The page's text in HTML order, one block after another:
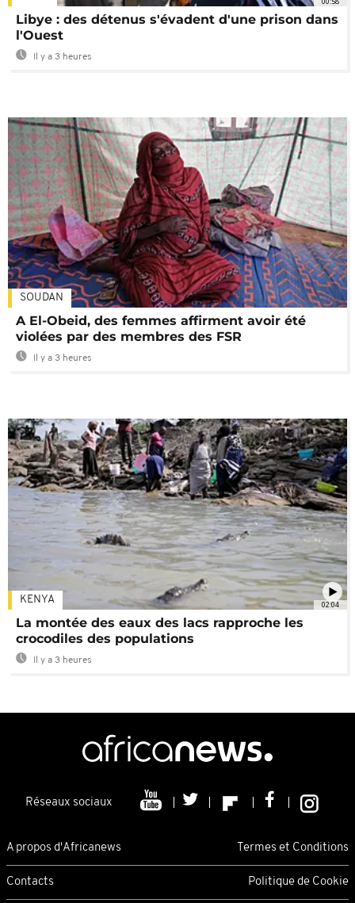
Libye : des détenus s'évadent d'une prison dans
l'Ouest
Il y a 3 heures
SOUDAN
A El-Obeid, des femmes affirment avoir été
violées par des membres des FSR
Il y a 3 heures
02:04
KENYA
La montée des eaux des lacs rapproche les
crocodiles des populations
Il y a 3 heures
Réseaux sociaux
A propos d'Africanews Termes et Conditions
Contacts Politique de Cookie